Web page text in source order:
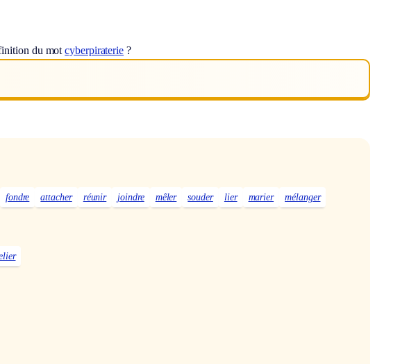
du motcyberpiraterie ?
fondre attacher réunir joindre mêler souder lier marier
mélanger